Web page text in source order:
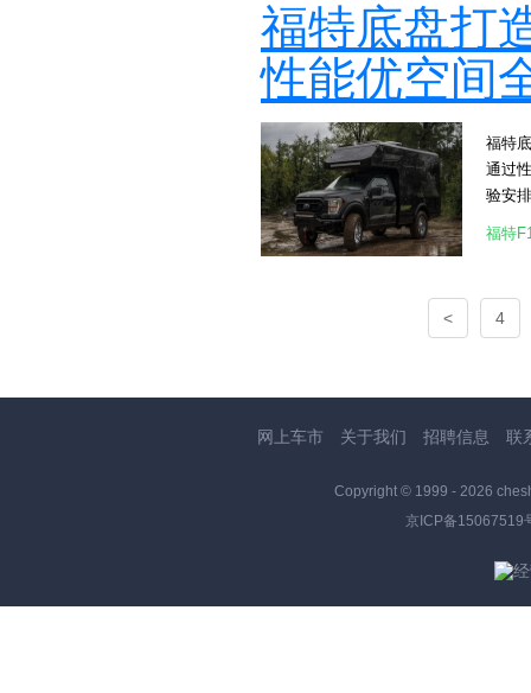
车专
旅美
们去
除了
灵域
行生
福特底盘打
性能优空间
福特
通过
验安
皮卡
手自
不论
福特
< 4
网上车市 关于我们 招聘信息 联
Copyright © 1999 - 2026
京ICP备15067519